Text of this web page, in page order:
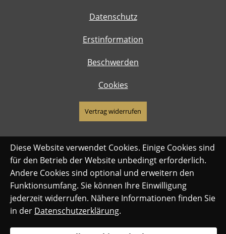
Datenschutz
Erstinformation
Beschwerden
Cookies
Vertrag widerrufen
Diese Website verwendet Cookies. Einige Cookies sind
für den Betrieb der Website unbedingt erforderlich.
Andere Cookies sind optional und erweitern den
Funktionsumfang. Sie können Ihre Einwilligung
jederzeit widerrufen. Nähere Informationen finden Sie
in der Datenschutzerklärung.